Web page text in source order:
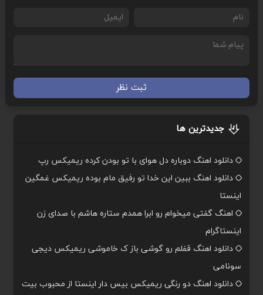
ثبت نظر
جدیدترین ها
دانلود اهنگ دوباره دل هوای با تو بودن کرده ریمیکس رپ
دانلود اهنگ ببین این خدا تو رفیق مام بوده ریمیکس غمگین
اینستا
اهنگ گفتی میخوام رو ابرا همدم ستاره هاشم با صدای زن
اینستاگرام
دانلود اهنگ قفلم رو گوشی باز ک خاموشی ریمیکس دیجی
سونامی
دانلود اهنگ دو رنگی ریمیکس بیس دار اینستا از محبوب بیت